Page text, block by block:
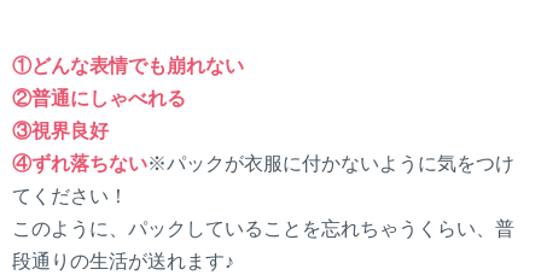
①どんな表情でも崩れない
②普通にしゃべれる
③視界良好
④ずれ落ちない※パックが衣服に付かないように気をつけ
てください！
このように、パックしていることを忘れちゃうくらい、普
段通りの生活が送れます♪